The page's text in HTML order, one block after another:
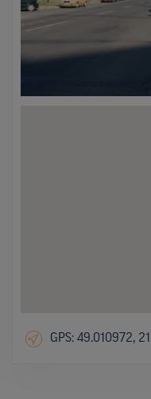
GPS: 49.010972,